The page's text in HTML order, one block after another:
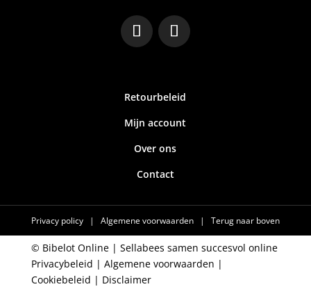
Retourbeleid
Mijn account
Over ons
Contact
Privacy policy | Algemene voorwaarden | Terug naar boven
© Bibelot Online | Sellabees samen succesvol online
Privacybeleid | Algemene voorwaarden |
Cookiebeleid | Disclaimer